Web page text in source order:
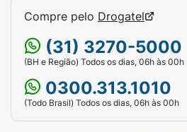
Compre pelo Drogatel
(31) 3270-5000
(BH e Região) Todos os dias, 06h às 00h
0300.313.1010
(Todo Brasil) Todos os dias, 06h às 00h